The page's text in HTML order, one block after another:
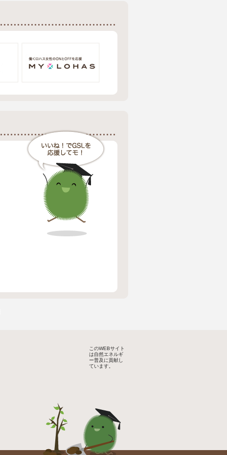
このWEBサイト
は自然エネルギ
ー普及に貢献し
ています。